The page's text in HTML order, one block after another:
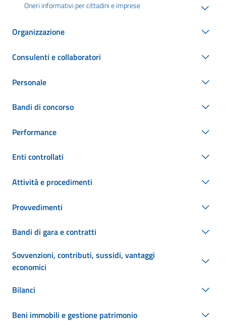
Oneri informativi per cittadini e imprese
Organizzazione
Consulenti e collaboratori
Personale
Bandi di concorso
Performance
Enti controllati
Attività e procedimenti
Provvedimenti
Bandi di gara e contratti
Sovvenzioni, contributi, sussidi, vantaggi
economici
Bilanci
Beni immobili e gestione patrimonio